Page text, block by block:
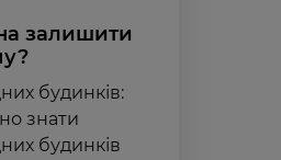
залишити
будинків:
знати
будинків